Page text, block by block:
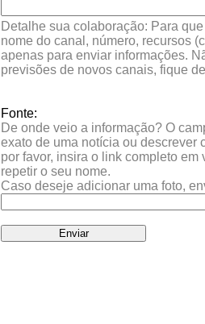
Detalhe sua colaboração: Para
nome do canal, número, recursos
apenas para enviar informações.
previsões de novos canais, fique
Fonte:
De onde veio a informação? O
exato de uma notícia ou descrever
por favor, insira o link completo
repetir o seu nome.
Caso deseje adicionar uma foto,